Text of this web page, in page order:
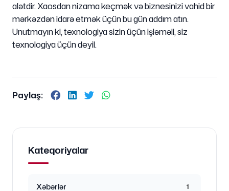
alətdir. Xaosdan nizama keçmək və biznesinizi vahid bir
mərkəzdən idarə etmək üçün bu gün addım atın.
Unutmayın ki, texnologiya sizin üçün işləməli, siz
texnologiya üçün deyil.
Paylaş:
Kateqoriyalar
Xəbərlər 1